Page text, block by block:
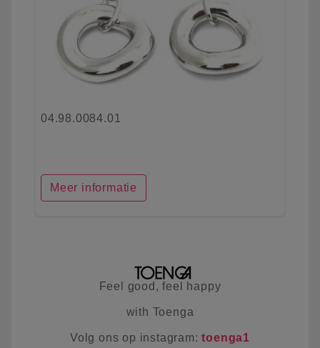
04.98.0084.01
Meer informatie
Feel good, feel happy
with Toenga
Volg ons op instagram:toenga1